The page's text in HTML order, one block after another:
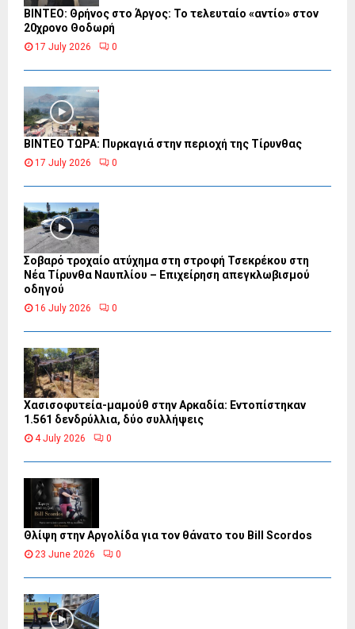
ΒΙΝΤΕΟ: Θρήνος στο Άργος: Το τελευταίο «αντίο» στον
20χρονο Θοδωρή
17 July 2026 0
ΒΙΝΤΕΟ ΤΩΡΑ: Πυρκαγιά στην περιοχή της Τίρυνθας
17 July 2026 0
Σοβαρό τροχαίο ατύχημα στη στροφή Τσεκρέκου στη
Νέα Τίρυνθα Ναυπλίου – Επιχείρηση απεγκλωβισμού
οδηγού
16 July 2026 0
Χασισοφυτεία-μαμούθ στην Αρκαδία: Εντοπίστηκαν
1.561 δενδρύλλια, δύο συλλήψεις
4 July 2026 0
Θλίψη στην Αργολίδα για τον θάνατο του Bill Scordos
23 June 2026 0